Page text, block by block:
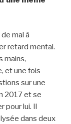
mal à
retard mental.
mains,
et une fois
sur une
2017 et se
pour lui. Il
dans deux